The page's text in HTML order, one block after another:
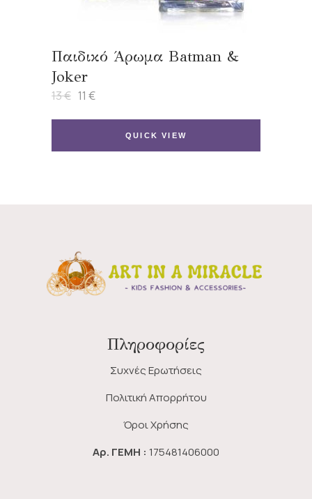
Παιδικό Άρωμα Batman &
Joker
13€ Original
was:
11 €
τιμή
QUICK VIEW
Πληροφορίες
Συχνές Ερωτήσεις
Πολιτική Απορρήτου
Όροι Χρήσης
Αρ. ΓΕΜΗ : 175481406000